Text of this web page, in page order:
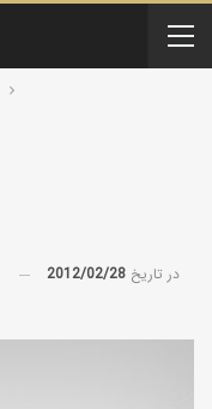
در تاریخ 2012/02/28